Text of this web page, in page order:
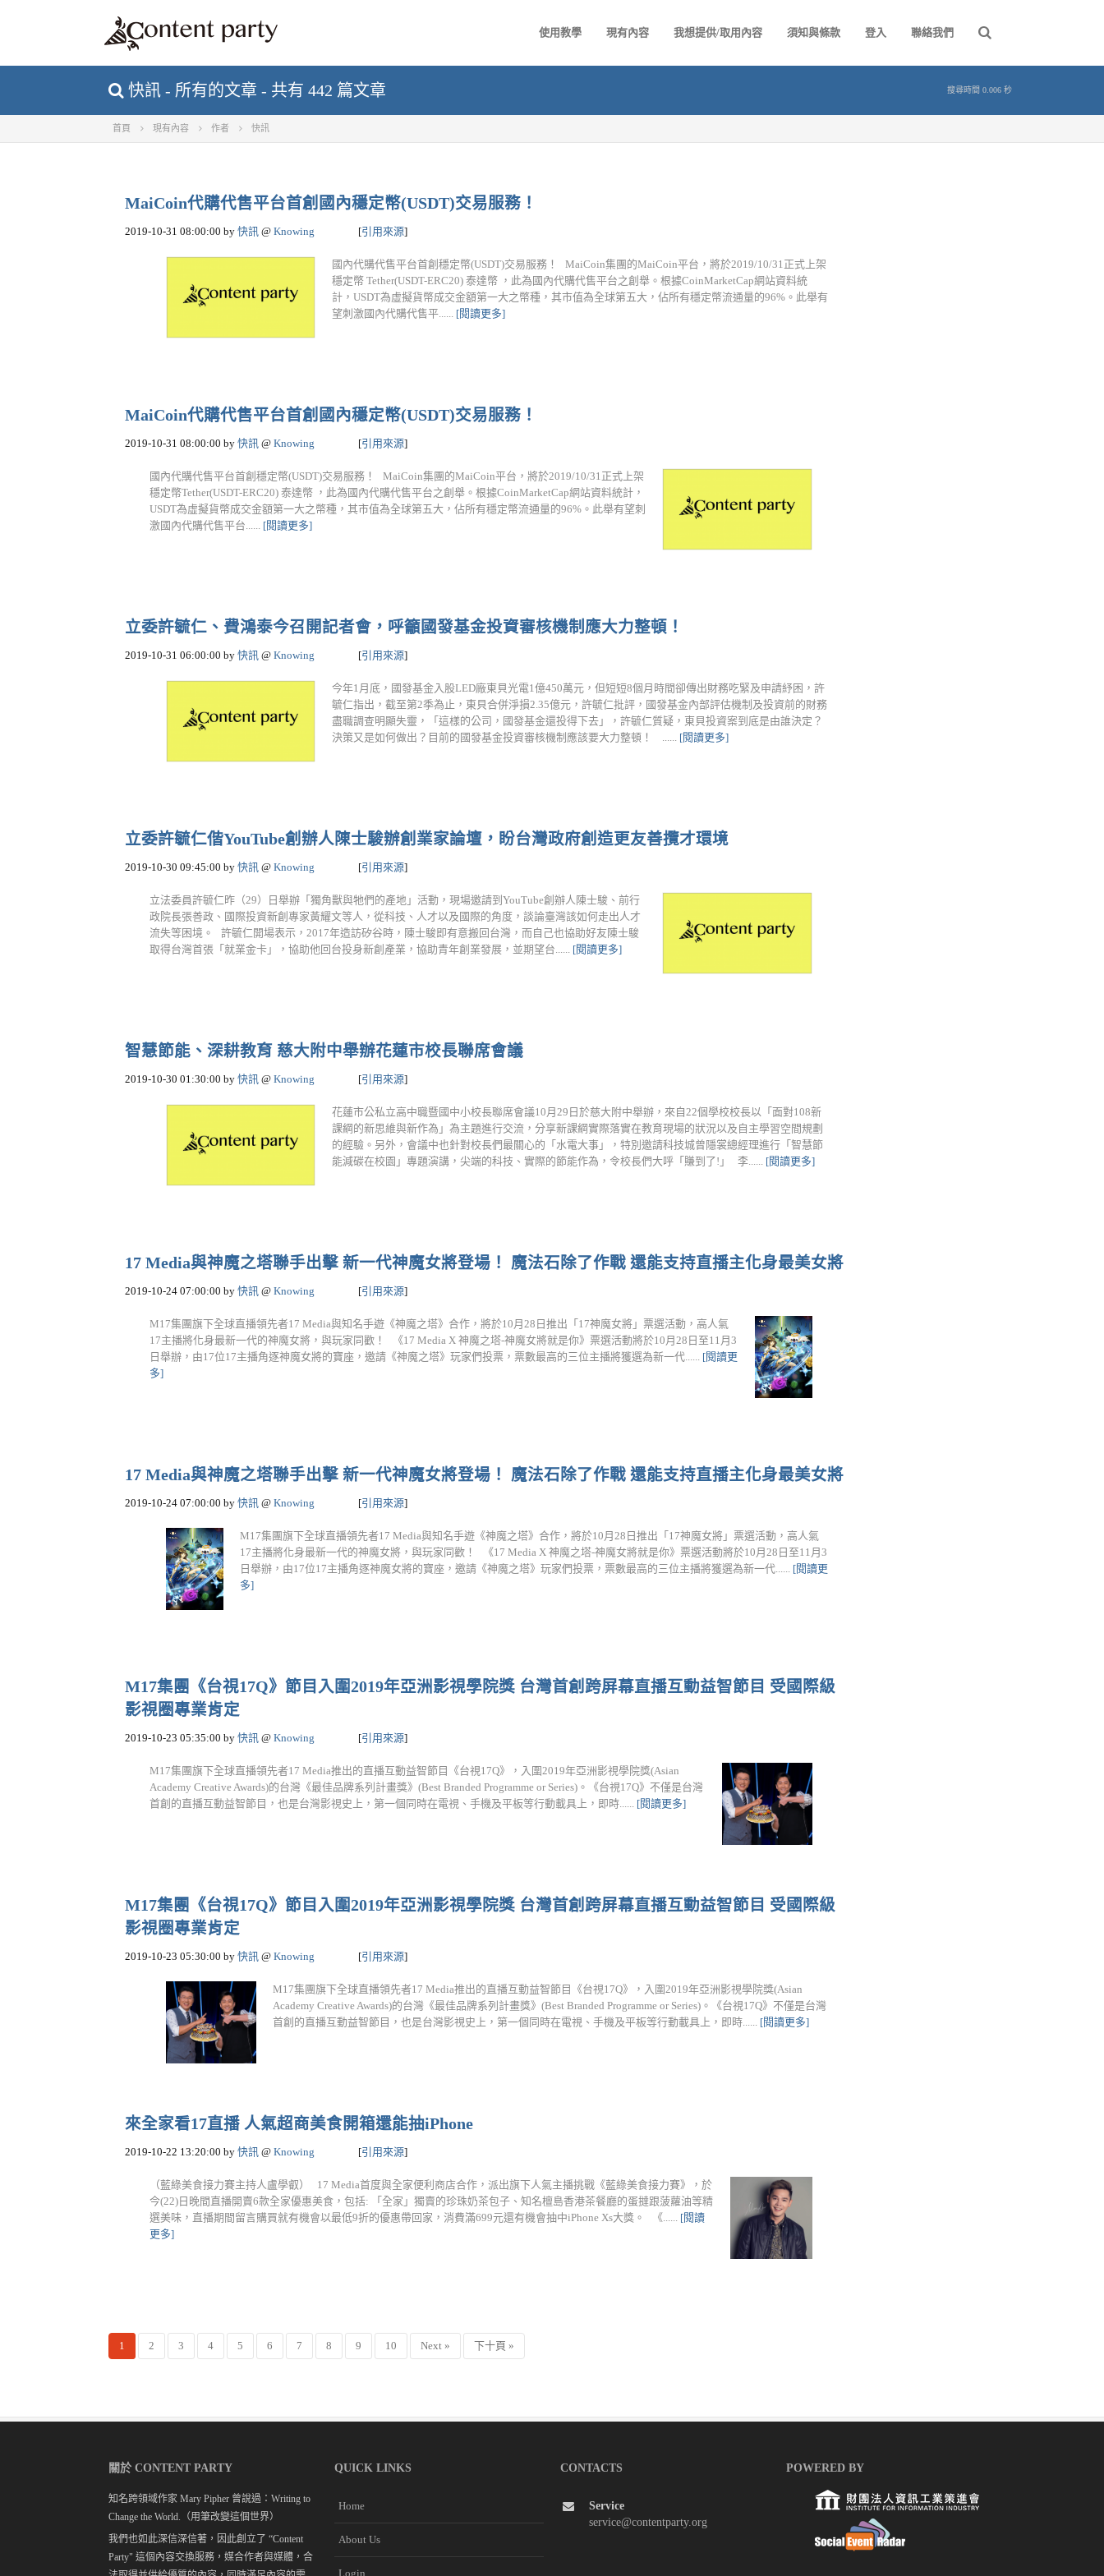
使用教學 現有內容 我想提供/取用內容 須知與條款 登入 聯絡我們
快訊 - 所有的文章 - 共有 442 篇文章 搜尋時間 0.006 秒
首頁 現有內容 作者 快訊
MaiCoin代購代售平台首創國內穩定幣(USDT)交易服務！
2019-10-31 08:00:00 by 快訊 @ Knowing [引用來源]
國內代購代售平台首創穩定幣(USDT)交易服務！ MaiCoin集團的MaiCoin平台，將於2019/10/31正式上架
穩定幣 Tether(USDT-ERC20) 泰達幣 ，此為國內代購代售平台之創舉。根據CoinMarketCap網站資料統
計，USDT為虛擬貨幣成交金額第一大之幣種，其市值為全球第五大，佔所有穩定幣流通量的96%。此舉有
望刺激國內代購代售平...... [閱讀更多]
MaiCoin代購代售平台首創國內穩定幣(USDT)交易服務！
2019-10-31 08:00:00 by 快訊 @ Knowing [引用來源]
國內代購代售平台首創穩定幣(USDT)交易服務！ MaiCoin集團的MaiCoin平台，將於2019/10/31正式上架
穩定幣Tether(USDT-ERC20) 泰達幣 ，此為國內代購代售平台之創舉。根據CoinMarketCap網站資料統計，
USDT為虛擬貨幣成交金額第一大之幣種，其市值為全球第五大，佔所有穩定幣流通量的96%。此舉有望刺
激國內代購代售平台...... [閱讀更多]
立委許毓仁、費鴻泰今召開記者會，呼籲國發基金投資審核機制應大力整頓！
2019-10-31 06:00:00 by 快訊 @ Knowing [引用來源]
今年1月底，國發基金入股LED廠東貝光電1億450萬元，但短短8個月時間卻傳出財務吃緊及申請紓困，許
毓仁指出，截至第2季為止，東貝合併淨損2.35億元，許毓仁批評，國發基金內部評估機制及投資前的財務
盡職調查明顯失靈，「這樣的公司，國發基金還投得下去」，許毓仁質疑，東貝投資案到底是由誰決定？
決策又是如何做出？目前的國發基金投資審核機制應該要大力整頓！ ...... [閱讀更多]
立委許毓仁偕YouTube創辦人陳士駿辦創業家論壇，盼台灣政府創造更友善攬才環境
2019-10-30 09:45:00 by 快訊 @ Knowing [引用來源]
立法委員許毓仁昨（29）日舉辦「獨角獸與牠們的產地」活動，現場邀請到YouTube創辦人陳士駿、前行
政院長張善政、國際投資新創專家黃耀文等人，從科技、人才以及國際的角度，談論臺灣該如何走出人才
流失等困境。 許毓仁開場表示，2017年造訪矽谷時，陳士駿即有意搬回台灣，而自己也協助好友陳士駿
取得台灣首張「就業金卡」，協助他回台投身新創產業，協助青年創業發展，並期望台...... [閱讀更多]
智慧節能、深耕教育 慈大附中舉辦花蓮市校長聯席會議
2019-10-30 01:30:00 by 快訊 @ Knowing [引用來源]
花蓮市公私立高中職暨國中小校長聯席會議10月29日於慈大附中舉辦，來自22個學校校長以「面對108新
課綱的新思維與新作為」為主題進行交流，分享新課綱實際落實在教育現場的狀況以及自主學習空間規劃
的經驗。另外，會議中也針對校長們最關心的「水電大事」，特別邀請科技城曾隱裳總經理進行「智慧節
能減碳在校園」專題演講，尖端的科技、實際的節能作為，令校長們大呼「賺到了!」 李...... [閱讀更多]
17 Media與神魔之塔聯手出擊 新一代神魔女將登場！ 魔法石除了作戰 還能支持直播主化身最美女將
2019-10-24 07:00:00 by 快訊 @ Knowing [引用來源]
M17集團旗下全球直播領先者17 Media與知名手遊《神魔之塔》合作，將於10月28日推出「17神魔女將」票選活動，高人氣
17主播將化身最新一代的神魔女將，與玩家同歡！ 《17 Media X 神魔之塔-神魔女將就是你》票選活動將於10月28日至11月3
日舉辦，由17位17主播角逐神魔女將的寶座，邀請《神魔之塔》玩家們投票，票數最高的三位主播將獲選為新一代...... [閱讀更
多]
17 Media與神魔之塔聯手出擊 新一代神魔女將登場！ 魔法石除了作戰 還能支持直播主化身最美女將
2019-10-24 07:00:00 by 快訊 @ Knowing [引用來源]
M17集團旗下全球直播領先者17 Media與知名手遊《神魔之塔》合作，將於10月28日推出「17神魔女將」票選活動，高人氣
17主播將化身最新一代的神魔女將，與玩家同歡！ 《17 Media X 神魔之塔-神魔女將就是你》票選活動將於10月28日至11月3
日舉辦，由17位17主播角逐神魔女將的寶座，邀請《神魔之塔》玩家們投票，票數最高的三位主播將獲選為新一代...... [閱讀更
多]
M17集團《台視17Q》節目入圍2019年亞洲影視學院獎 台灣首創跨屏幕直播互動益智節目 受國際級
影視圈專業肯定
2019-10-23 05:35:00 by 快訊 @ Knowing [引用來源]
M17集團旗下全球直播領先者17 Media推出的直播互動益智節目《台視17Q》，入圍2019年亞洲影視學院獎(Asian
Academy Creative Awards)的台灣《最佳品牌系列計畫獎》(Best Branded Programme or Series)。《台視17Q》不僅是台灣
首創的直播互動益智節目，也是台灣影視史上，第一個同時在電視、手機及平板等行動載具上，即時...... [閱讀更多]
M17集團《台視17Q》節目入圍2019年亞洲影視學院獎 台灣首創跨屏幕直播互動益智節目 受國際級
影視圈專業肯定
2019-10-23 05:30:00 by 快訊 @ Knowing [引用來源]
M17集團旗下全球直播領先者17 Media推出的直播互動益智節目《台視17Q》，入圍2019年亞洲影視學院獎(Asian
Academy Creative Awards)的台灣《最佳品牌系列計畫獎》(Best Branded Programme or Series)。《台視17Q》不僅是台灣
首創的直播互動益智節目，也是台灣影視史上，第一個同時在電視、手機及平板等行動載具上，即時...... [閱讀更多]
來全家看17直播 人氣超商美食開箱還能抽iPhone
2019-10-22 13:20:00 by 快訊 @ Knowing [引用來源]
（藍綠美食接力賽主持人盧學叡） 17 Media首度與全家便利商店合作，派出旗下人氣主播挑戰《藍綠美食接力賽》，於
今(22)日晚間直播開賣6款全家優惠美食，包括: 「全家」獨賣的珍珠奶茶包子、知名檀島香港茶餐廳的蛋撻跟菠蘿油等精
選美味，直播期間留言購買就有機會以最低9折的優惠帶回家，消費滿699元還有機會抽中iPhone Xs大獎。 《...... [閱讀
更多]
1 2 3 4 5 6 7 8 9 10 Next » 下十頁 »
關於 CONTENT PARTY
知名跨領域作家 Mary Pipher 曾說過：Writing to
Change the World.（用筆改變這個世界）
我們也如此深信深信著，因此創立了 “Content
Party" 這個內容交換服務，媒合作者與媒體，合
QUICK LINKS
Home
About Us
Login
CONTACTS
Service
service@contentparty.org
POWERED BY